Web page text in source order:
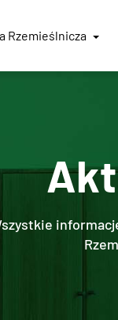
Rzemieślnicza